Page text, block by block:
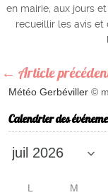
en mairie, aux jours
recueillir les avis et
← Article
Météo Gerbéviller ©
Calendrier des
L M